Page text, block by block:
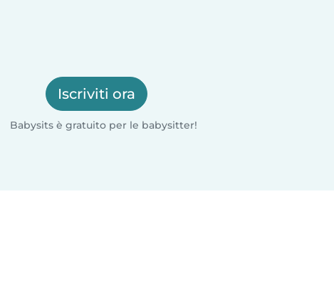
Iscriviti ora
Babysits è gratuito per le babysitter!